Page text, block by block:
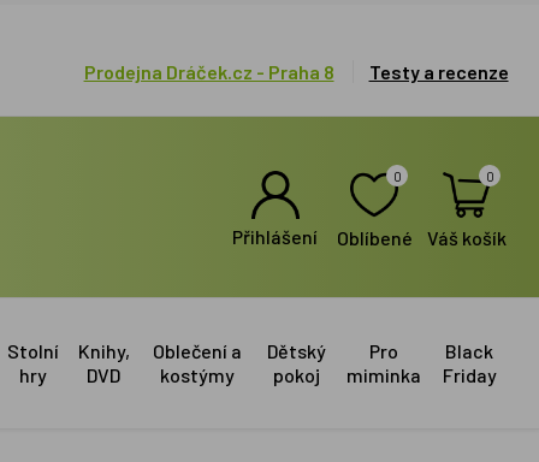
Prodejna Dráček.cz - Praha 8 Testy a recenze
Přihlášení
0
Oblíbené
0
Váš košík
Stolní
hry
Knihy,
DVD
Oblečení a
kostýmy
Dětský
pokoj
Pro
miminka
Black
Friday